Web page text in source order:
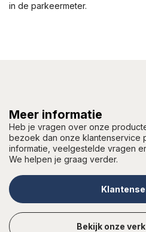
in de parkeermeter.
Meer informatie
Heb je vragen over onze
bezoek dan onze klantenservice
informatie, veelgestelde vragen
We helpen je graag verder.
Bekijk onze